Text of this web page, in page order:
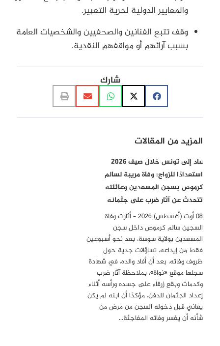
والمعايير الدولية لحرية التعبير.
وقف تتبع الفنانين والصحفيين والشخصيات العامة
بسبب آرائهم أو مواقفهم النقدية.
شارك
المزيد من المقالات
عاد إلى تونس خلال صيف 2026
استعدادًا للزواج: وفاة مريبة لسالم
كرموص بسجن المسعدين وعائلته
تتحدث عن آثار ضرب على جثمانه
08 أوت (أغسطس) 2026 – أثارت وفاة
السجين سالم كرموص داخل سجن
المسعدين بولاية سوسة، بعد نحو أسبوعين
فقط من إيداعه، تساؤلات جدية حول
ظروف وفاته، بعد أن أفاد والده، في شهادة
سجلها موقع «نواة»، بملاحظة آثار ضرب
وكدمات وبقع زرقاء على جسده ورأسه أثناء
إعداد الجثمان للدفن، مؤكدًا أن ابنه لم يكن
يعاني قبل دخوله السجن من مرض من
شأنه أن يفسر وفاته المفاجئة…